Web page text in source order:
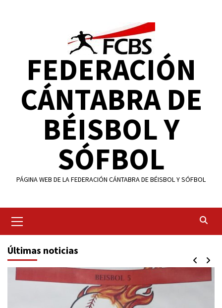
FEDERACIÓN
CÁNTABRA DE
BÉISBOL Y
SÓFBOL
PÁGINA WEB DE LA FEDERACIÓN CÁNTABRA DE BÉISBOL Y SÓFBOL
primario
Últimas noticias